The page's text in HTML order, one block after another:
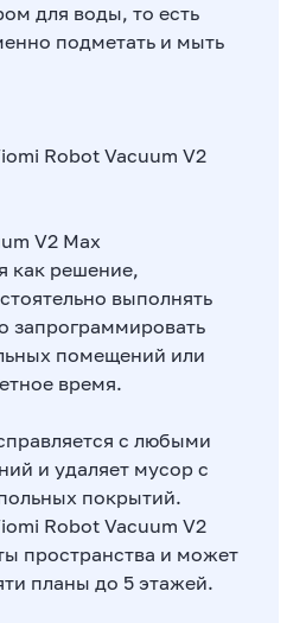
для воды, то есть
подметать и мыть
Robot Vacuum V2
V2 Max
как решение,
выполнять
запрограммировать
помещений или
время.
с любыми
и удаляет мусор с
покрытий.
Robot Vacuum V2
пространства и может
планы до 5 этажей.